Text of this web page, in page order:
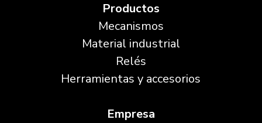
Productos
Mecanismos
Material industrial
Relés
Herramientas y accesorios
Empresa